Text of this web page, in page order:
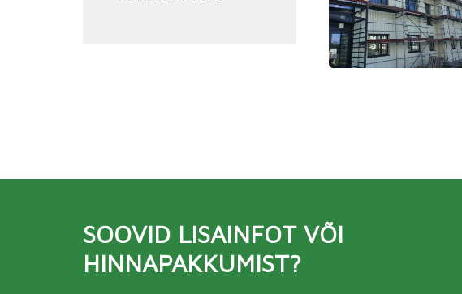
SOOVID LISAINFOT VÕI
HINNAPAKKUMIST?